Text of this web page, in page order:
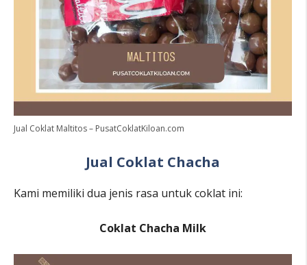
Jual Coklat Maltitos – PusatCoklatKiloan.com
Jual Coklat Chacha
Kami memiliki dua jenis rasa untuk coklat ini:
Coklat Chacha Milk